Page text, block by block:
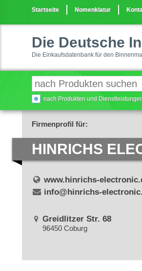
Startseite Nomenklatur
Die Deutsche
Die Einkaufsdatenbank für den
nach Produkten und
Firmenprofil für:
HINRICHS
www.hinrichs-
info@hinrichs-
Greidlitzer Str. 68
96450 Coburg